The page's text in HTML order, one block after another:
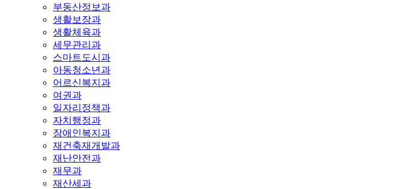
부동산정보과
생활보장과
생활체육과
세무관리과
스마트도시과
아동청소년과
어르신복지과
여권과
일자리정책과
자치행정과
장애인복지과
재건축재개발과
재난안전과
재무과
재산세과